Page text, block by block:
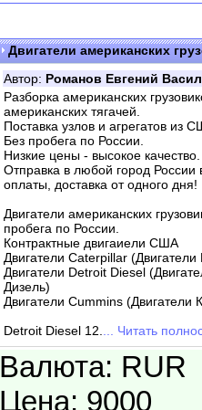
Двигатели американских
Автор: Романов Евгений
Разборка американских
американских тягачей.
Поставка узлов и агрегатов из
Без пробега по России.
Низкие цены - высокое качество.
Отправка в любой город России
оплаты, доставка от одного дня!
Двигатели американских
пробега по России.
Контрактные двигаиели США
Двигатели Caterpillar
Двигатели Detroit Diesel
Дизель)
Двигатели Cummins (Двигатели
Detroit Diesel 12.
... Читать
Валюта: RUR
Цена: 9000